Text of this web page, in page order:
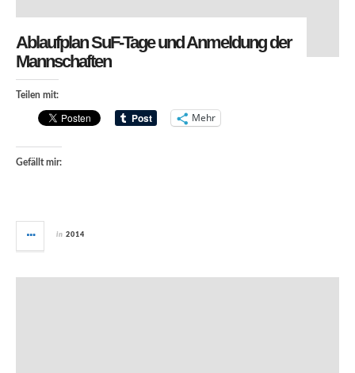
Ablaufplan SuF-Tage und Anmeldung der
Mannschaften
Teilen mit:
Mehr
Gefällt mir:
in 2014